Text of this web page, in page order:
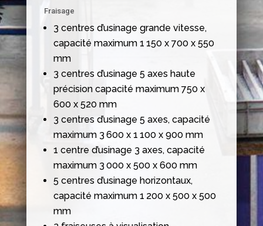
Fraisage
3 centres d’usinage grande vitesse,
capacité maximum 1 150 x 700 x 550
mm
3 centres d’usinage 5 axes haute
précision capacité maximum 750 x
600 x 520 mm
3 centres d’usinage 5 axes, capacité
maximum 3 600 x 1 100 x 900 mm
1 centre d’usinage 3 axes, capacité
maximum 3 000 x 500 x 600 mm
5 centres d’usinage horizontaux,
capacité maximum 1 200 x 500 x 500
mm